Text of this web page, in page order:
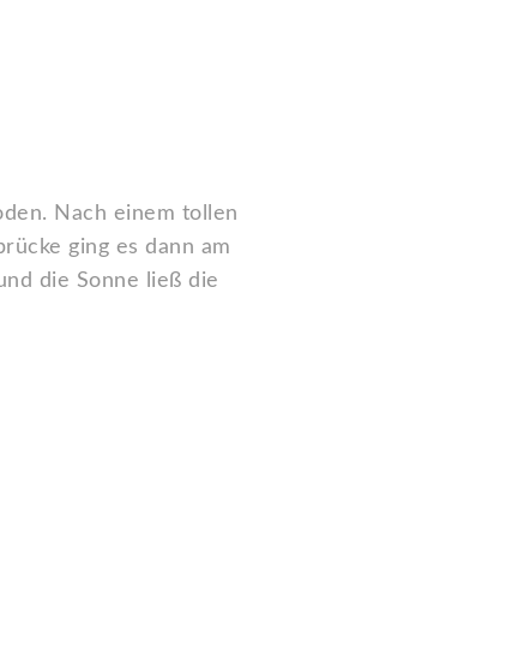
Nach einem tollen
ging es dann am
die Sonne ließ die